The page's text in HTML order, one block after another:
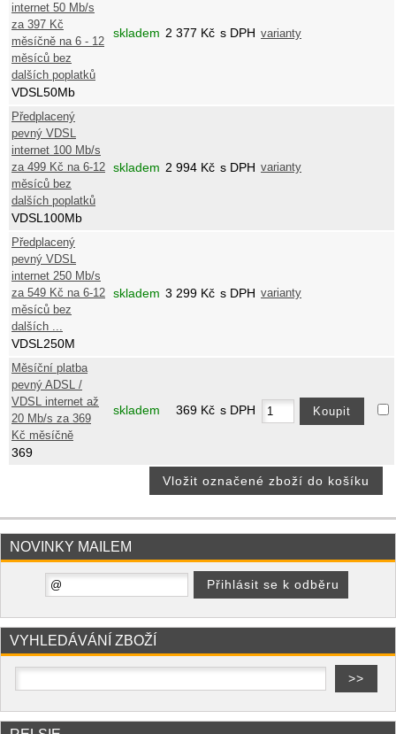
internet 50 Mb/s
za 397 Kč
měsíčně na 6 - 12
měsíců bez
dalších poplatků
VDSL50Mb
skladem 2 377 Kč s DPH varianty
Předplacený
pevný VDSL
internet 100 Mb/s
za 499 Kč na 6-12
měsíců bez
dalších poplatků
VDSL100Mb
skladem 2 994 Kč s DPH varianty
Předplacený
pevný VDSL
internet 250 Mb/s
za 549 Kč na 6-12
měsíců bez
dalších ...
VDSL250M
skladem 3 299 Kč s DPH varianty
Měsíční platba
pevný ADSL /
VDSL internet až
20 Mb/s za 369
Kč měsíčně
369
skladem 369 Kč s DPH
NOVINKY MAILEM
VYHLEDÁVÁNÍ ZBOŽÍ